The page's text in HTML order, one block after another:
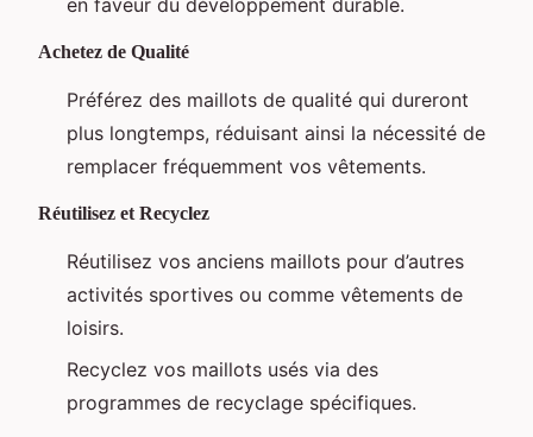
en faveur du développement durable.
Achetez de Qualité
Préférez des maillots de qualité qui dureront
plus longtemps, réduisant ainsi la nécessité de
remplacer fréquemment vos vêtements.
Réutilisez et Recyclez
Réutilisez vos anciens maillots pour d’autres
activités sportives ou comme vêtements de
loisirs.
Recyclez vos maillots usés via des
programmes de recyclage spécifiques.